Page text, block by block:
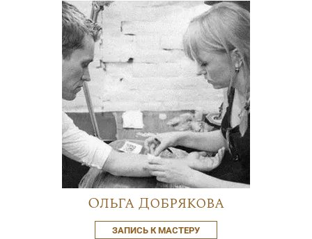
Ольга Добрякова
ЗАПИСЬ К МАСТЕРУ